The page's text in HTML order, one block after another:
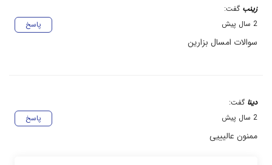
زینب گفت:
پاسخ
2 سال پیش
سوالات امسال بزارین
دینا گفت:
پاسخ
2 سال پیش
ممنون عالیییی